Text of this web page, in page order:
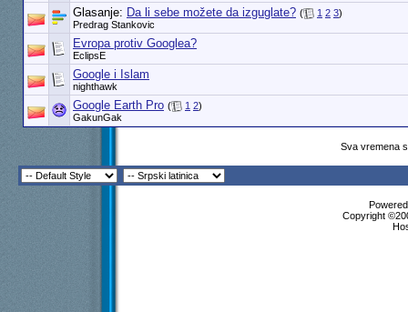
Glasanje: Da li sebe možete da izguglate? ( 1 2 3)
Predrag Stankovic
Evropa protiv Googlea?
EclipsE
Google i Islam
nighthawk
Google Earth Pro ( 1 2)
GakunGak
Sva vremena
Copyright